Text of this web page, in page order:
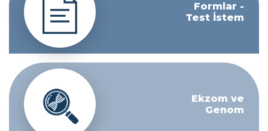
Formlar -
Test İstem
Ekzom ve
Genom